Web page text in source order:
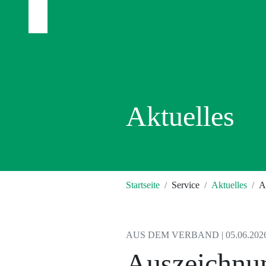
Aktuelles
Startseite Service Aktuelles
AUS DEM VERBAND |